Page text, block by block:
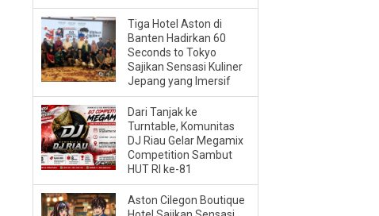
Tiga Hotel Aston di
Banten Hadirkan 60
Seconds to Tokyo
Sajikan Sensasi Kuliner
Jepang yang Imersif
Dari Tanjak ke
Turntable, Komunitas
DJ Riau Gelar Megamix
Competition Sambut
HUT RI ke-81
Aston Cilegon Boutique